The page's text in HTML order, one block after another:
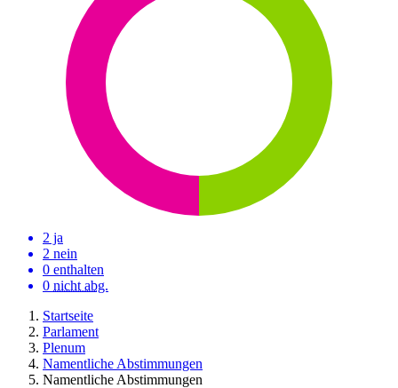
2 ja
2 nein
0 enthalten
0 nicht abg.
Startseite
Parlament
Plenum
Namentliche Abstimmungen
Namentliche Abstimmungen